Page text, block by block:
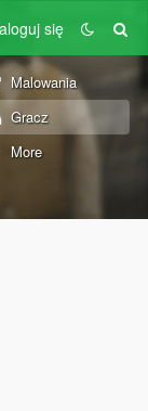
się
Malowania
Gracz
More